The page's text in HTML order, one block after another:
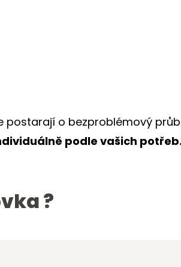
postarají o bezproblémový
podle vašich potřeb.
?